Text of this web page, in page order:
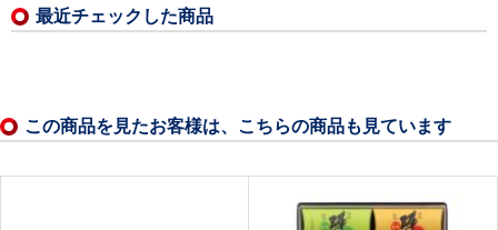
最近チェックした商品
この商品を見たお客様は、こちらの商品も見ています